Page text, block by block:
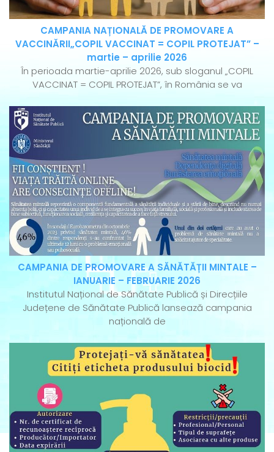
CAMPANIA NAȚIONALĂ DE PROMOVARE A
VACCINĂRII„COPIL VACCINAT = COPIL PROTEJAT” –
martie – aprilie 2026
În perioada martie-aprilie 2026, sub sloganul „COPIL
VACCINAT = COPIL PROTEJAT”, în România se va
CAMPANIA DE PROMOVARE A SĂNĂTĂȚII MINTALE –
IANUARIE – FEBRUARIE 2026
Institutul Național de Sănătate Publică și Direcțiile
Județene de Sănătate Publică lansează campania
națională de